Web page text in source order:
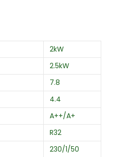
2kW
2.5kW
7.8
4.4
A++/A+
R32
230/1/50